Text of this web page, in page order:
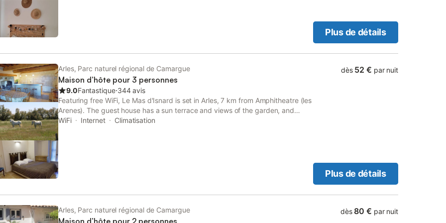
Plus de détails
Arles, Parc naturel régional de Camargue
Maison d’hôte pour 3 personnes
9.0Fantastique⋅344 avis
Featuring free WiFi, Le Mas d'Isnard is set in Arles, 7 km from Amphitheatre (les
Arenes). The guest house has a sun terrace and views of the garden, and
guests can enjoy a drink or meal on site.
WiFi Internet Climatisation
dès 52 € par nuit
Plus de détails
Arles, Parc naturel régional de Camargue
Maison d’hôte pour 2 personnes
dès 80 € par nuit